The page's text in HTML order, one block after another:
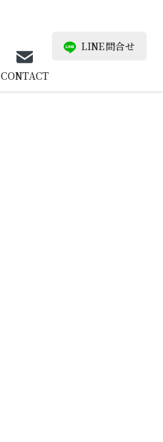
CONTACT
LINE問合せ